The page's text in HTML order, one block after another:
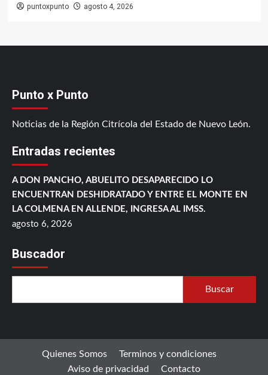
puntoxpunto agosto 4, 2026
Punto x Punto
Noticias de la Región Citrícola del Estado de Nuevo León.
Entradas recientes
A DON PANCHO, ABUELITO DESAPARECIDO LO
ENCUENTRAN DESHIDRATADO Y ENTRE EL MONTE EN
LA COLMENA EN ALLENDE, INGRESA AL IMSS.
agosto 6, 2026
Buscador
Buscar
Quienes Somos
Terminos y condiciones
Aviso de privacidad
Contacto